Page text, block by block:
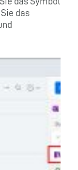
das